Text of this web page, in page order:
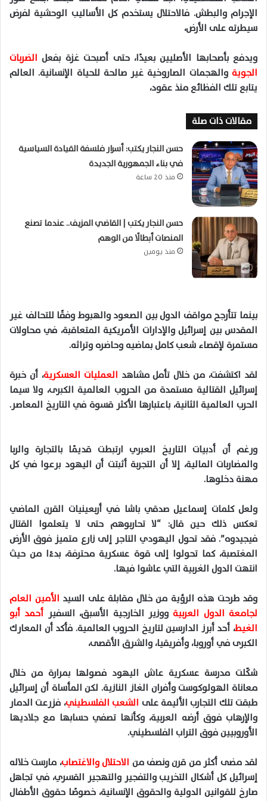
الإجرام والبطش. فالاحتلال يستخدم كل الأساليب الوحشية لفرض
سيطرته على الأرض،
ويدفع بأصحابها الأصليين بعيدًا، حتى أصبحت غزة بفعل الضربات
الجوية والهجمات الصاروخية غير صالحة للحياة الإنسانية. العالم
يتابع تلك الفظائع منذ عقود،
مقالات ذات صلة
حسن النجار يكتب: أسرار فلسفة القيادة السياسية
في بناء الجمهورية الجديدة
منذ 20 ساعة
حسن النجار يكتب | القاضي المزيف.. عندما تصنع
المنصات أبطالًا من الوهم
منذ يومين
بينما تتأرجح مواقف الدول بين الصعود والهبوط وفقًا للتحالف غير
المقدس بين إسرائيل والإدارات الأمريكية المتعاقبة، في محاولات
مستمرة لإقصاء شعب كامل بماضيه وحاضره وتراثه.
لقد اكتشفت، من خلال تأمل مشاهد العمليات العسكرية، أن خبرة
إسرائيل القتالية مستمدة من الحروب العالمية الكبرى، ولا سيما
الحرب العالمية الثانية، باعتبارها الأكثر قسوة في التاريخ المعاصر.
ورغم أن أدبيات التاريخ العبري ارتبطت قديمًا بالتجارة والربا
والمضاربات المالية، إلا أن التجربة أثبتت أن اليهود برعوا في كل
مهنة دخلوها.
ولعل كلمات إسماعيل صدقي باشا في أربعينيات القرن الماضي
تعكس ذلك حين قال: “لا تحاربوهم حتى لا يتعلموا القتال
فيجيدوه”. فقد تحول اليهودي التاجر إلى زارع متميز فوق الأرض
المغتصبة، كما تحولوا إلى قوة عسكرية محترفة، بدءًا من حيث
انتهت الدول الغربية التي عاشوا فيها.
وقد طرحت هذه الرؤية من خلال مقابلة على السيد الأمين العام
لجامعة الدول العربيةووزير الخارجية الأسبق، السفير أحمد أبو
الغيط، أحد أبرز الدارسين لتاريخ الحروب العالمية. فأكد أن المعارك
الكبرى في أوروبا، وأفريقيا، والشرق الأقصى،
شكّلت مدرسة عسكرية عاش اليهود فصولها بمرارة من خلال
معاناة الهولوكوست وأفران الغاز النازية. لكن المأساة أن إسرائيل
طبقت تلك التجارب الأليمة على الشعب الفلسطيني، فزرعت الدمار
والإرهاب فوق أرضه العربية، وكأنها تصفي حسابها مع جلاديها
الأوروبيين فوق التراب الفلسطيني.
لقد مضى أكثر من قرن ونصف من الاحتلال والاغتصاب، مارست خلاله
إسرائيل كل أشكال التخريب والتفجير والتهجير القسري، في تجاهل
صارخ للقوانين الدولية والحقوق الإنسانية، خصوصًا حقوق الأطفال